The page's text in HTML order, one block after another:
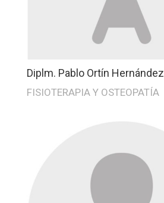
Diplm. Pablo Ortín Hernández
FISIOTERAPIA Y OSTEOPATÍA